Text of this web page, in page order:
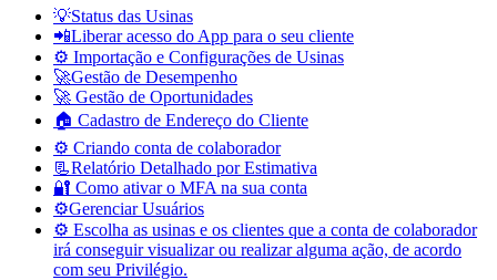
💡Status das Usinas
📲Liberar acesso do App para o seu cliente
⚙️ Importação e Configurações de Usinas
🚀Gestão de Desempenho
🚀 Gestão de Oportunidades
🏠 Cadastro de Endereço do Cliente
⚙️ Criando conta de colaborador
📃Relatório Detalhado por Estimativa
🔐 Como ativar o MFA na sua conta
⚙️Gerenciar Usuários
⚙️ Escolha as usinas e os clientes que a conta de colaborador
irá conseguir visualizar ou realizar alguma ação, de acordo
com seu Privilégio.